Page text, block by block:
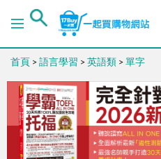
首頁 > 語言學習 > 英語類 > 單字